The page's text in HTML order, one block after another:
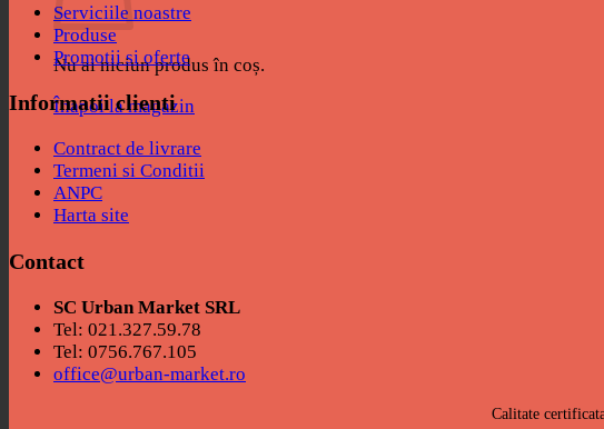
Nu ai niciun produs în coș.
Înapoi la magazin
Serviciile noastre
Produse
Promotii si oferte
Informatii clienti
Contract de livrare
Termeni si Conditii
ANPC
Harta site
Contact
SC Urban Market SRL
Tel: 021.327.59.78
Tel: 0756.767.105
office@urban-market.ro
Calitate